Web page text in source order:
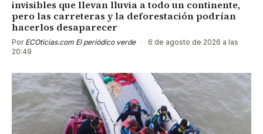
invisibles que llevan lluvia a todo un continente,
pero las carreteras y la deforestación podrían
hacerlos desaparecer
Por ECOticias.com El periódico verde ·
6 de agosto de 2026 a las
20:49